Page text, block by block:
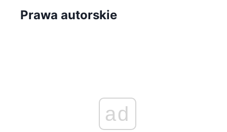
Prawa autorskie
ad